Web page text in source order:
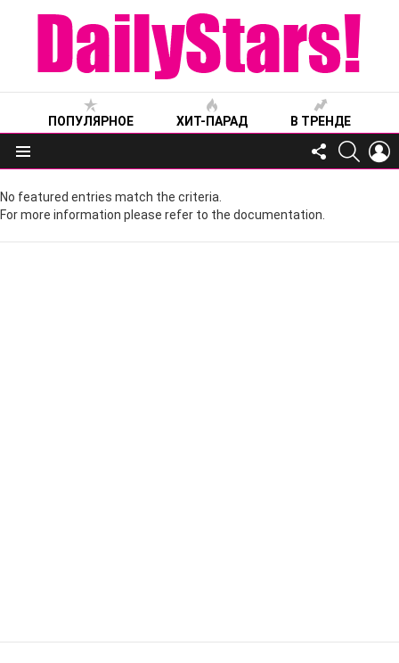
ПОПУЛЯРНОЕ ХИТ-ПАРАД В ТРЕНДЕ
Меню
FOLLOW
US
No featured entries match the criteria.
For more information please refer to the documentation.